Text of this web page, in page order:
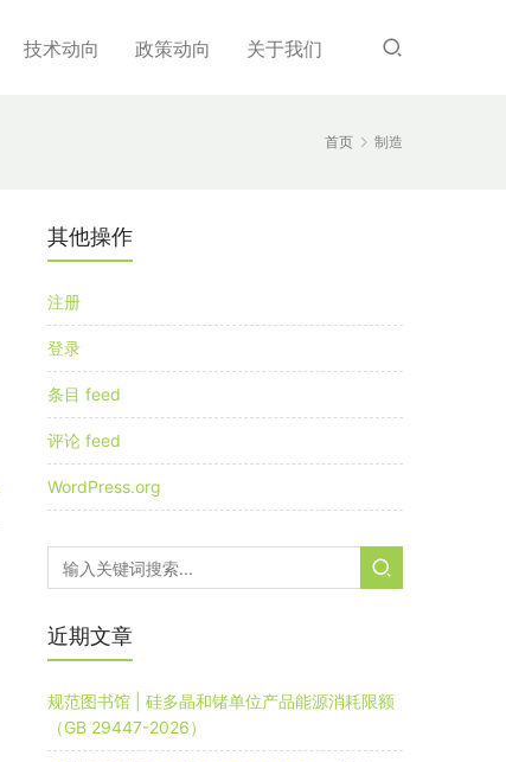
技术动向 政策动向 关于我们
首页 制造
其他操作
注册
登录
条目 feed
评论 feed
WordPress.org
近期文章
规范图书馆 | 硅多晶和锗单位产品能源消耗限额
（GB 29447-2026）